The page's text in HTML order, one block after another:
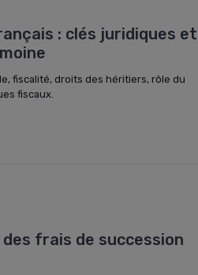
: clés juridiques et
fiscalité, droits des héritiers, rôle du
fiscaux.
frais de succession